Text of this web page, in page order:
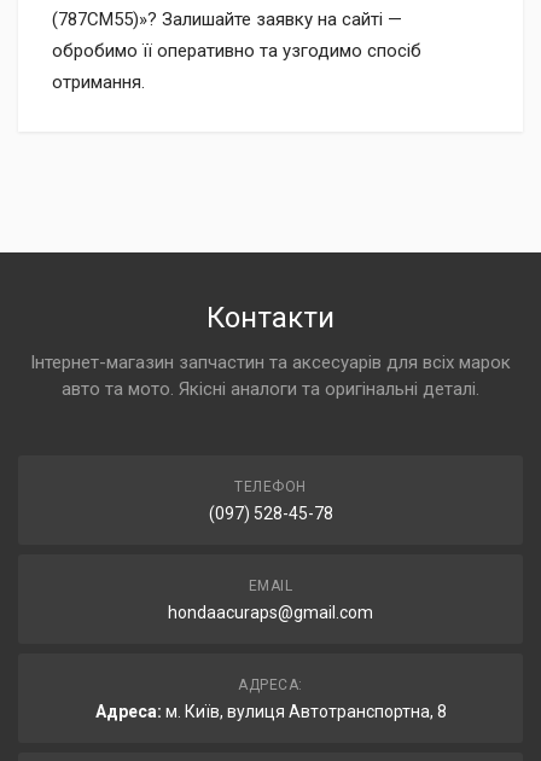
(787CM55)»? Залишайте заявку на сайті —
обробимо її оперативно та узгодимо спосіб
отримання.
Контакти
Інтернет-магазин запчастин та аксесуарів для всіх марок
авто та мото. Якісні аналоги та оригінальні деталі.
ТЕЛЕФОН
(097) 528-45-78
EMAIL
hondaacuraps@gmail.com
АДРЕСА:
Адреса: м. Київ, вулиця Автотранспортна, 8